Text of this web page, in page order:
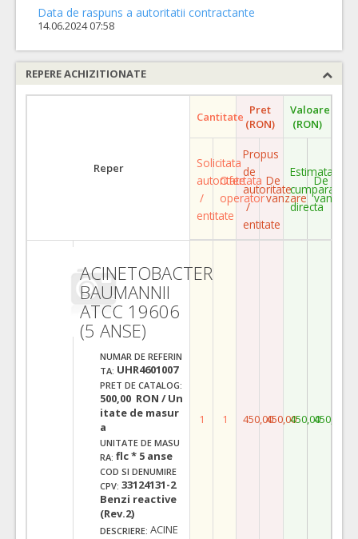
Data de raspuns a autoritatii contractante
14.06.2024 07:58
REPERE ACHIZITIONATE
Reper
Cantitate Pret
(RON)
Valoare
(RON)
Solicitata
autoritate
/
entitate
Ofertata
operator
Propus
de
autoritate
/
entitate
De
vanzare
Estimata
cumparare
directa
De
vanzare
ACINETOBACTER
BAUMANNII
ATCC 19606
(5 ANSE)
NUMAR DE REFERIN
TA: UHR4601007
PRET DE CATALOG:
500,00 RON / Un
itate de masur
a
UNITATE DE MASU
RA: flc * 5 anse
COD SI DENUMIRE
CPV: 33124131-2
Benzi reactive
(Rev.2)
DESCRIERE: ACINE
1 1 450,00450,00450,00450,00